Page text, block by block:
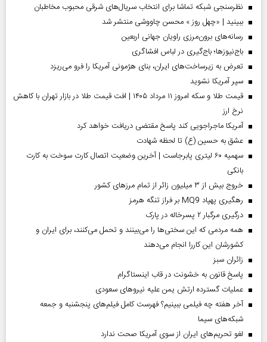
نظرسنجی شبکه تماشا برای انتخاب سریال‌های شرقی محبوب مخاطبان
ببینید | «چهل روز » محسن چاووشی منتشر شد
رسانه‌های برون‌مرزی راویان جهانی اربعین
باج‌نیوزها؛ باج‌گیری در لباس افشاگری
تعرض به زیرساخت‌های ایران، بنای هژمونی آمریکا را فرو می‌ریزد
سپر آمریکا نشوید
قیمت طلا و سکه امروز ۱۱ مرداد ۱۴۰۵ | افت قیمت طلا در بازار تهران با کاهش
نرخ ارز
آمریکا ماجراجویی کند پاسخ مقتضی دریافت خواهد کرد
عشق به حسین (ع) تا لحظه شهادت
سهمیه ۶۰ لیتری پابرجاست | آخرین وضعیت اتصال کارت سوخت به کارت
بانکی
خروج بیش از ۳ میلیون زائر از تمام مرز‌های کشور
رهگیری پهپاد MQ9 بر فراز تنگه هرمز
درگیری مرگبار ۲ پسرخاله در پارک
همه مردمی که این سختی‌ها را می‌بینند و تحمل می‌کنند، برای ایران و
کشورشان این کاررا انجام می‌دهند
‌زائران سبز
پاسخ قانون به خشونت در قاب اینستاگرام
عملیات گسترده ارتش یمن علیه نیروهای سعودی
آخر هفته چه فیلمی ببینیم؟ فهرست کامل فیلم‌های پنجشنبه و جمعه
شبکه‌های سیما
لغو تحریم‌های ایران از سوی آمریکا صحت ندارد